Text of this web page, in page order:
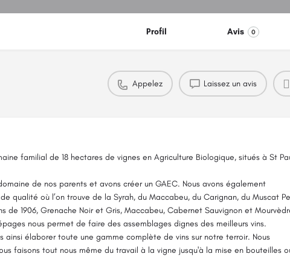
Profil Avis 0
Appelez Laissez un avis
familial de 18 hectares de vignes en Agriculture Biologique, situés à St
de nos parents et avons créer un GAEC. Nous avons également
qualité où l’on trouve de la Syrah, du Maccabeu, du Carignan, du Muscat
de 1906, Grenache Noir et Gris, Maccabeu, Cabernet Sauvignon et
nous permet de faire des assemblages dignes des meilleurs vins.
ainsi élaborer toute une gamme complète de vins sur notre terroir. Nous
faisons tout nous même du travail à la vigne jusqu'à la mise en bouteilles